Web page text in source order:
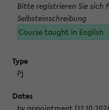
Bitte registrieren Sie sich
Selbsteinschreibung
Course taught in English
Pj